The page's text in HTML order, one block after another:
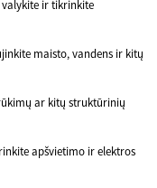
ir tikrinkite
maisto, vandens ir kitų
ar kitų struktūrinių
apšvietimo ir elektros